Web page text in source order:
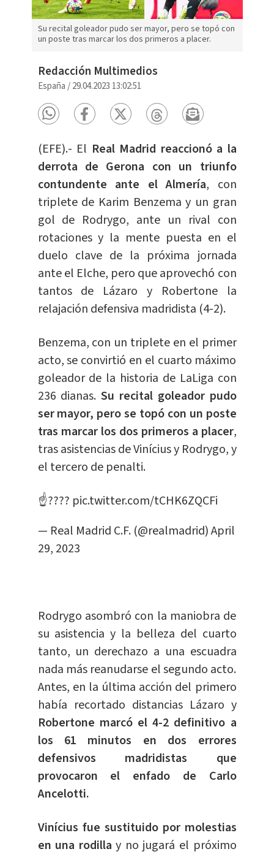
Su recital goleador pudo ser mayor, pero se topó con
un poste tras marcar los dos primeros a placer.
Redacción Multimedios
España /29.04.2023 13:02:51
(EFE).- El Real Madrid reaccionó a la
derrota de Gerona con un triunfo
contundente ante el Almería, con
triplete de Karim Benzema y un gran
gol de Rodrygo, ante un rival con
rotaciones y la mente puesta en el
duelo clave de la próxima jornada
ante el Elche, pero que aprovechó con
tantos de Lázaro y Robertone la
relajación defensiva madridista (4-2).
Benzema, con un triplete en el primer
acto, se convirtió en el cuarto máximo
goleador de la historia de LaLiga con
236 dianas.Su recital goleador pudo
ser mayor, pero se topó con un poste
tras marcar los dos primeros a placer,
tras asistencias de Vinícius y Rodrygo, y
el tercero de penalti.
☝️???? pic.twitter.com/tCHK6ZQCFi
— Real Madrid C.F. (@realmadrid)April
29, 2023
Rodrygo asombró con la maniobra de
su asistencia y la belleza del cuarto
tanto, un derechazo a una escuadra
nada más reanudarse el segundo acto.
Antes, en la última acción del primero
había recortado distancias Lázaro y
Robertone marcó el 4-2 definitivo a
los 61 minutos en dos errores
defensivos madridistas que
provocaron el enfado de Carlo
Ancelotti.
Vinícius fue sustituido por molestias
en una rodillay no jugará el próximo